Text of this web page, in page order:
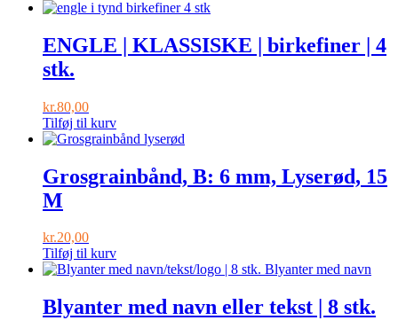
ENGLE | KLASSISKE | birkefiner | 4
stk.
kr.80,00
Tilføj til kurv
Grosgrainbånd, B: 6 mm, Lyserød, 15
M
kr.20,00
Tilføj til kurv
Blyanter med navn eller tekst | 8 stk.